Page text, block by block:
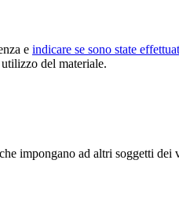
e indicare se sono state
del materiale.
che impongano ad altri soggetti